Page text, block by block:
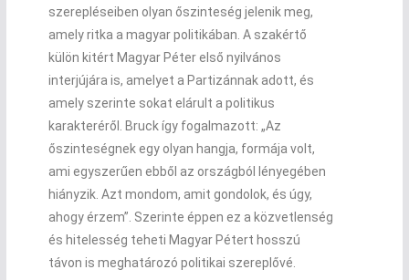
szerepléseiben olyan őszinteség jelenik meg,
amely ritka a magyar politikában. A szakértő
külön kitért Magyar Péter első nyilvános
interjújára is, amelyet a Partizánnak adott, és
amely szerinte sokat elárult a politikus
karakteréről. Bruck így fogalmazott: „Az
őszinteségnek egy olyan hangja, formája volt,
ami egyszerűen ebből az országból lényegében
hiányzik. Azt mondom, amit gondolok, és úgy,
ahogy érzem”. Szerinte éppen ez a közvetlenség
és hitelesség teheti Magyar Pétert hosszú
távon is meghatározó politikai szereplővé.